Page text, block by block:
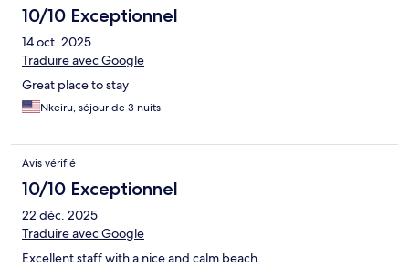
10/10 Exceptionnel
14 oct. 2025
Traduire avec Google
Great place to stay
Nkeiru, séjour de 3 nuits
Avis vérifié
10/10 Exceptionnel
22 déc. 2025
Traduire avec Google
Excellent staff with a nice and calm beach.